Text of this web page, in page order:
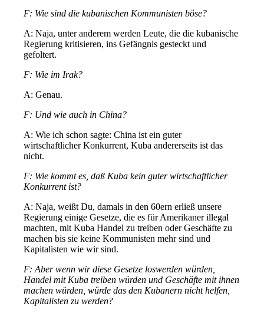
F: Wie sind die kubanischen Kommunisten böse?
A: Naja, unter anderem werden Leute, die die kubanische
Regierung kritisieren, ins Gefängnis gesteckt und
gefoltert.
F: Wie im Irak?
A: Genau.
F: Und wie auch in China?
A: Wie ich schon sagte: China ist ein guter
wirtschaftlicher Konkurrent, Kuba andererseits ist das
nicht.
F: Wie kommt es, daß Kuba kein guter wirtschaftlicher
Konkurrent ist?
A: Naja, weißt Du, damals in den 60ern erließ unsere
Regierung einige Gesetze, die es für Amerikaner illegal
machten, mit Kuba Handel zu treiben oder Geschäfte zu
machen bis sie keine Kommunisten mehr sind und
Kapitalisten wie wir sind.
F: Aber wenn wir diese Gesetze loswerden würden,
Handel mit Kuba treiben würden und Geschäfte mit ihnen
machen würden, würde das den Kubanern nicht helfen,
Kapitalisten zu werden?